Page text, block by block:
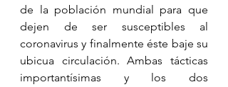
de la población mundial para que
dejen de ser susceptibles al
coronavirus y finalmente éste baje su
ubicua circulación. Ambas tácticas
importantísimas y los dos